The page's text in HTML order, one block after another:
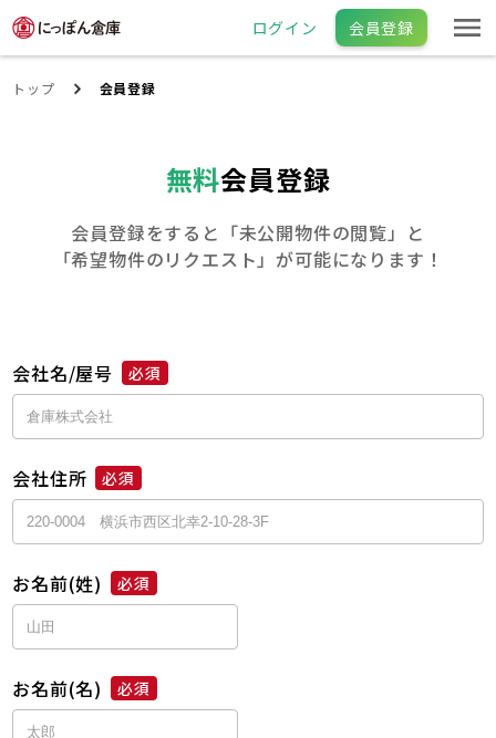
ログイン 会員登録
トップ 会員登録
無料会員登録
会員登録をすると「未公開物件の閲覧」と
「希望物件のリクエスト」が可能になります！
会社名/屋号 必須
会社住所 必須
お名前(姓) 必須
お名前(名) 必須